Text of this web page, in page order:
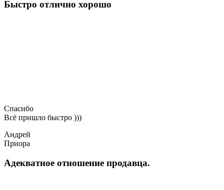
Быстро отлично хорошо
Спасибо
Всё пришло быстро )))
Андрей
Приора
Адекватное отношение продавца.